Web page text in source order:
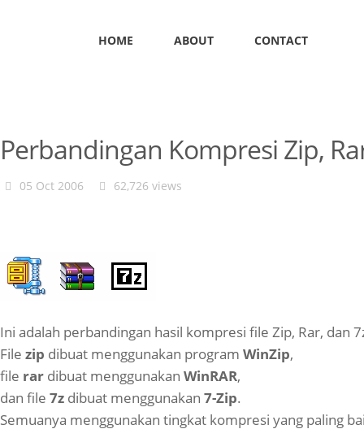
HOME ABOUT CONTACT
Perbandingan Kompresi Zip,
05 Oct 2006 62,726 views
Ini adalah perbandingan hasil kompresi file Zip, Rar, dan
File zip dibuat menggunakan program WinZip,
file rar dibuat menggunakan WinRAR,
dan file 7z dibuat menggunakan 7-Zip.
Semuanya menggunakan tingkat kompresi yang paling